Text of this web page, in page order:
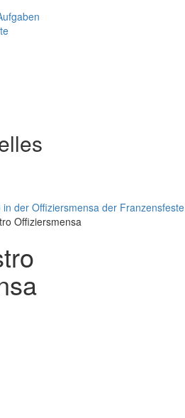
der Offiziersmensa der Franzensfeste
Offiziersmensa